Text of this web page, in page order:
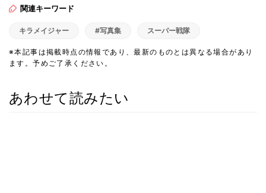
関連キーワード
キラメイジャー #写真集 スーパー戦隊
※本記事は掲載時点の情報であり、最新のものとは異なる場合があり
ます。予めご了承ください。
あわせて読みたい